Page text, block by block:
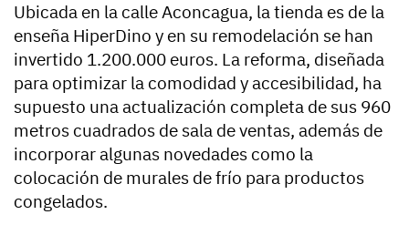
Ubicada en la calle Aconcagua, la tienda es de la
enseña HiperDino y en su remodelación se han
invertido 1.200.000 euros. La reforma, diseñada
para optimizar la comodidad y accesibilidad, ha
supuesto una actualización completa de sus 960
metros cuadrados de sala de ventas, además de
incorporar algunas novedades como la
colocación de murales de frío para productos
congelados.